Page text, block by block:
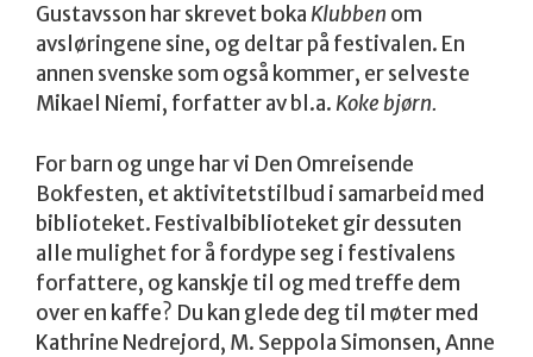
Gustavsson har skrevet boka Klubben om
avsløringene sine, og deltar på festivalen. En
annen svenske som også kommer, er selveste
Mikael Niemi, forfatter av bl.a. Koke bjørn.
For barn og unge har vi Den Omreisende
Bokfesten, et aktivitetstilbud i samarbeid med
biblioteket. Festivalbiblioteket gir dessuten
alle mulighet for å fordype seg i festivalens
forfattere, og kanskje til og med treffe dem
over en kaffe? Du kan glede deg til møter med
Kathrine Nedrejord, M. Seppola Simonsen, Anne